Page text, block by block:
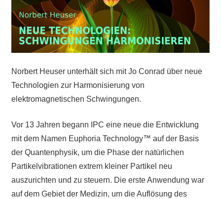
Norbert Heuser unterhält sich mit Jo Conrad über neue
Technologien zur Harmonisierung von
elektromagnetischen Schwingungen.
Vor 13 Jahren begann IPC eine neue die Entwicklung
mit dem Namen Euphoria Technology™ auf der Basis
der Quantenphysik, um die Phase der natürlichen
Partikelvibrationen extrem kleiner Partikel neu
auszurichten und zu steuern. Die erste Anwendung war
auf dem Gebiet der Medizin, um die Auflösung des